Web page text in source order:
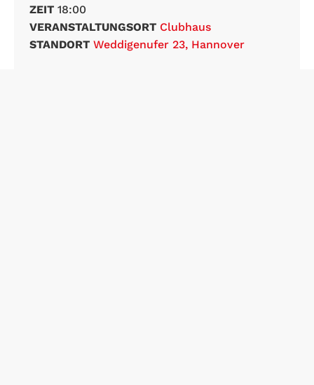
ZEIT18:00
VERANSTALTUNGSORT Clubhaus
STANDORTWeddigenufer 23, Hannover